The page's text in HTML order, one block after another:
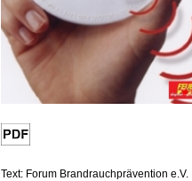
Text: Forum Brandrauchprävention